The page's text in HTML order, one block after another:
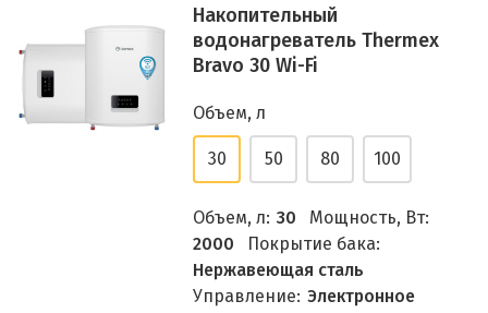
Накопительный
водонагреватель Thermex
Bravo 30 Wi-Fi
Объем, л
30 50 80 100
Объем, л: 30
Мощность, Вт:
2000
Покрытие бака:
Нержавеющая сталь
Управление: Электронное